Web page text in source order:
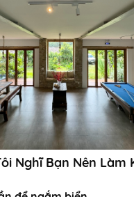
Nghĩ Bạn Nên Làm